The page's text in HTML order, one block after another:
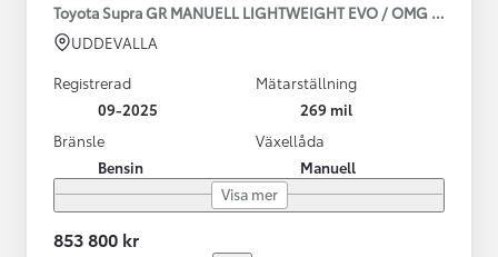
Toyota Supra GR MANUELL LIGHTWEIGHT EVO / OMG LEV!
UDDEVALLA
Registrerad
09-2025
Mätarställning
269 mil
Bränsle
Bensin
Växellåda
Manuell
Visa mer
853 800 kr